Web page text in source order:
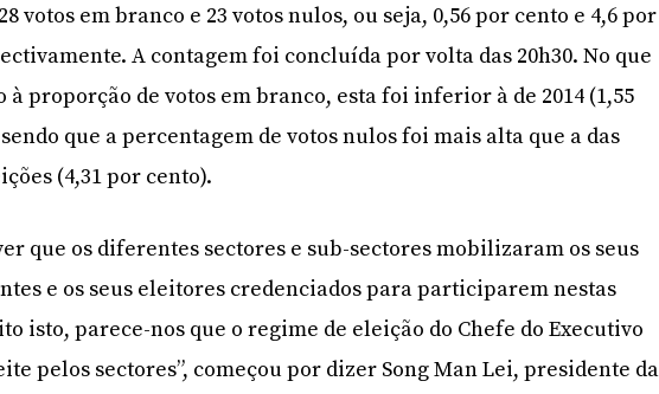
votos em branco e 23 votos nulos, ou seja, 0,56 por cento e 4,6 por
A contagem foi concluída por volta das 20h30. No que
à proporção de votos em branco, esta foi inferior à de 2014 (1,55
que a percentagem de votos nulos foi mais alta que a das
(4,31 por cento).
que os diferentes sectores e sub-sectores mobilizaram os seus
e os seus eleitores credenciados para participarem nestas
isto, parece-nos que o regime de eleição do Chefe do Executivo
pelos sectores”, começou por dizer Song Man Lei, presidente da